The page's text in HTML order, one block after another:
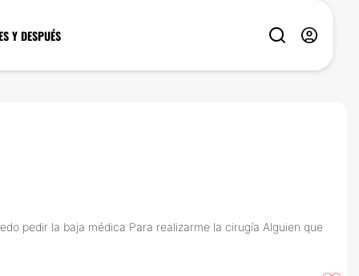
Y DESPUÉS
pedir la baja médica Para realizarme la cirugía Alguien que